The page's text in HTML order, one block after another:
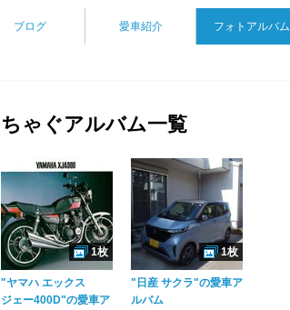
ブログ 愛車紹介 フォトアルバム
ちゃぐアルバム一覧
"ヤマハ エックス
ジェー400D"の愛車ア
1枚
"日産 サクラ"の愛車ア
ルバム
1枚